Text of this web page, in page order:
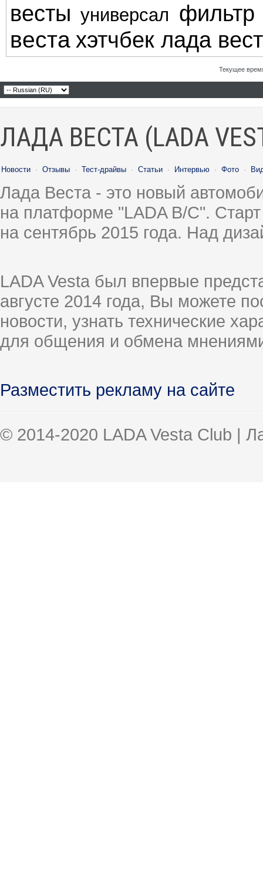
весты универсал
веста хэтчбек лада
Текущее
ЛАДА ВЕСТА (LADA
Новости · Отзывы · Тест-драйвы · Статьи · Интервью · Фото ·
Лада Веста - это новый
на платформе "LADA B/C".
на сентябрь 2015 года. Над
LADA Vesta был впервые
августе 2014 года, Вы можете
новости, узнать технические
для общения и обмена
Разместить рекламу на сайте
© 2014-2020 LADA Vesta Club |